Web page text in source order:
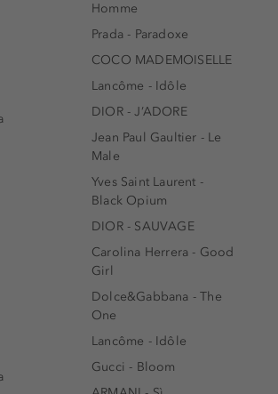
Homme
Prada - Paradoxe
COCO MADEMOISELLE
Lancôme - Idôle
DIOR - J’ADORE
Jean Paul Gaultier - Le
Male
Yves Saint Laurent -
Black Opium
DIOR - SAUVAGE
Carolina Herrera - Good
Girl
Dolce&Gabbana - The
One
Lancôme - Idôle
Gucci - Bloom